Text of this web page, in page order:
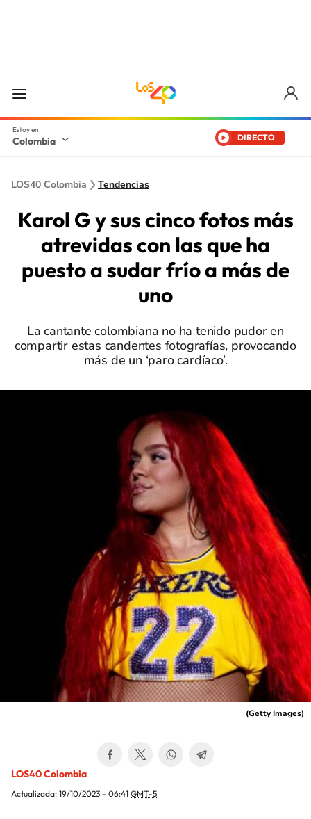
Colombia DIRECTO
LOS40 Colombia Tendencias
Karol G y sus cinco fotos más
atrevidas con las que ha
puesto a sudar frío a más de
uno
La cantante colombiana no ha tenido pudor en
compartir estas candentes fotografías, provocando
más de un ‘paro cardíaco’.
(Getty Images)
LOS40 Colombia
Actualizada: 19/10/2023 - 06:41 GMT-5